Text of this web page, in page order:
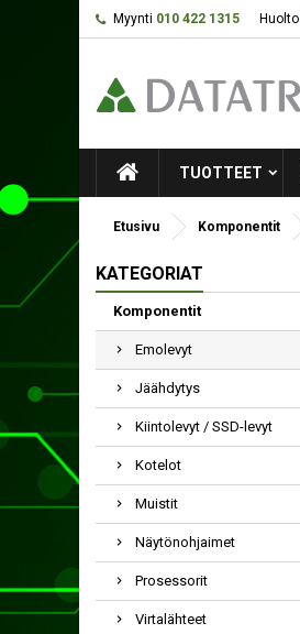
Myynti 010 422 1315 Huolto
TUOTTEET
Etusivu Komponentit
KATEGORIAT
Komponentit
Emolevyt
Jäähdytys
Kiintolevyt / SSD-levyt
Kotelot
Muistit
Näytönohjaimet
Prosessorit
Virtalähteet